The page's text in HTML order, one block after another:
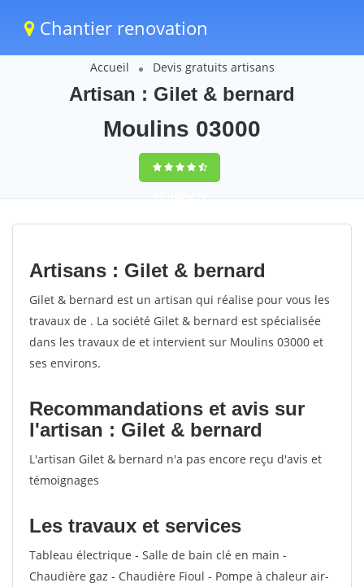
Chantier renovation
Accueil Devis gratuits artisans
Artisan : Gilet & bernard
Moulins 03000
9,5(100%)74
votes
Artisans : Gilet & bernard
Gilet & bernard est un artisan qui réalise pour vous les
travaux de . La société Gilet & bernard est spécialisée
dans les travaux de et intervient sur Moulins 03000 et
ses environs.
Recommandations et avis sur
l'artisan : Gilet & bernard
L'artisan Gilet & bernard n'a pas encore reçu d'avis et
témoignages
Les travaux et services
Tableau électrique - Salle de bain clé en main -
Chaudière gaz - Chaudière Fioul - Pompe à chaleur air-